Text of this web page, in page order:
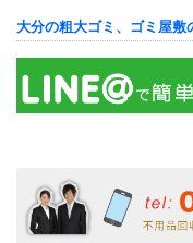
大分の粗大ゴミ、ゴミ屋